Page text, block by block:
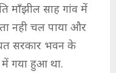
माँझील साह गांव में
नही चल पाया और
सरकार भवन के
में गया हुआ था.